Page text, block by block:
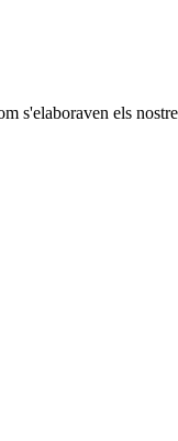
s'elaboraven els